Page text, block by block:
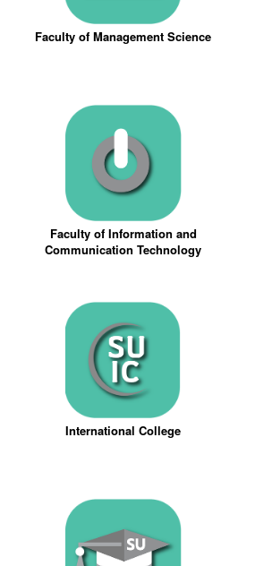
Faculty of Management Science
Faculty of Information and
Communication Technology
International College